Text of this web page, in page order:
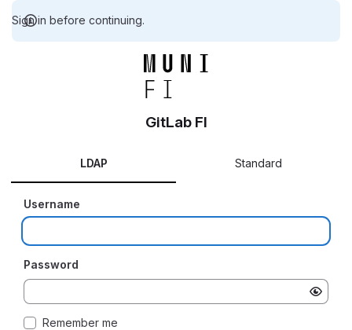
Sign in before continuing.
GitLab FI
LDAP Standard
Username
Password
Remember me